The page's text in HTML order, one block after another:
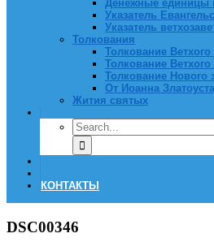
Денежные единицы
Указатель
Указатель
Толкования
Толкование
Толкование
Толкование Нового
От Иоанна Златоуста
Жития святых
КОНТАКТЫ
DSC00346